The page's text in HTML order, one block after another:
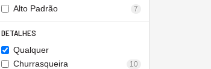
Alto Padrão 7
DETALHES
Qualquer
Churrasqueira
10